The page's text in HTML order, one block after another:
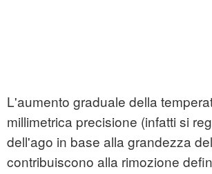
L'aumento graduale della
millimetrica precisione (infatti si
dell'ago in base alla grandezza
contribuiscono alla rimozione